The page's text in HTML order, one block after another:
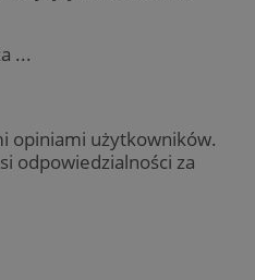
...
opiniami użytkowników.
odpowiedzialności za